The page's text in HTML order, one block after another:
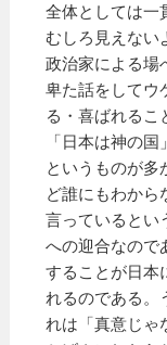
全体としては一
むしろ見えない
政治家による場
卑た話をしてウ
る・喜ばれるこ
「日本は神の
というものが多
ど誰にもわから
言っているとい
への迎合なので
することが日本
れるのである。
れは「真意じゃ